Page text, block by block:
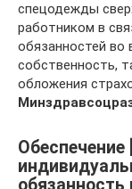
спецодежды
работником в
обязанностей во
собственность,
обложения